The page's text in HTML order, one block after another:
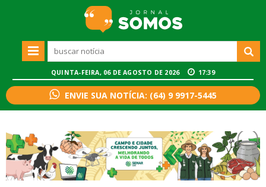
QUINTA-FEIRA, 06 DE AGOSTO DE 2026 17:39
ENVIE SUA NOTÍCIA: (64) 9 9917-5445